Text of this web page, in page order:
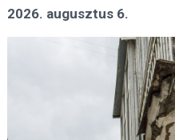
2026. augusztus 6.